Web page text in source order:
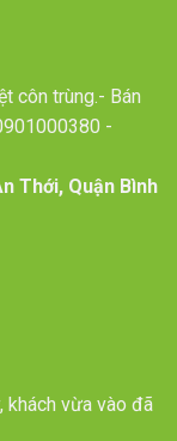
côn trùng.- Bán
-
Thới, Quận Bình
khách vừa vào đã